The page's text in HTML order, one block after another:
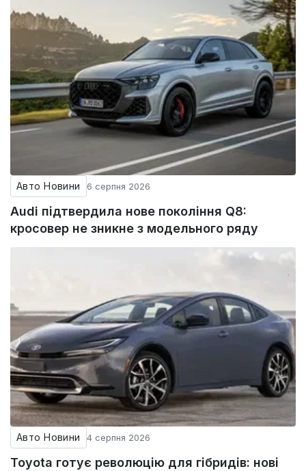
Авто Новини 6 серпня 2026
Audi підтвердила нове покоління Q8:
кросовер не зникне з модельного ряду
Авто Новини 4 серпня 2026
Toyota готує революцію для гібридів: нові